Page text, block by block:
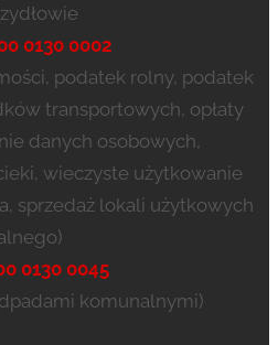
0130 0002
podatek rolny, podatek
transportowych, opłaty
danych osobowych,
wieczyste użytkowanie
sprzedaż lokali użytkowych
0130 0045
komunalnymi)